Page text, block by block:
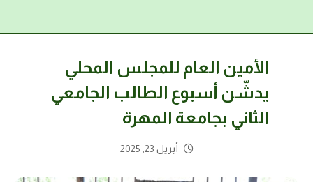
الأمين العام للمجلس المحلي
يدشّن أسبوع الطالب الجامعي
الثاني بجامعة المهرة
أبريل 23, 2025